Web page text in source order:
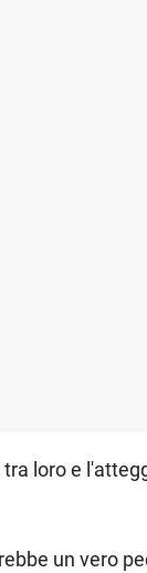
loro e
un vero